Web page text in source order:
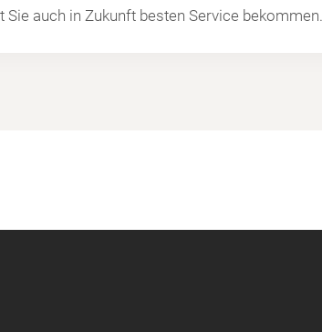
Sie auch in Zukunft besten Service bekommen.